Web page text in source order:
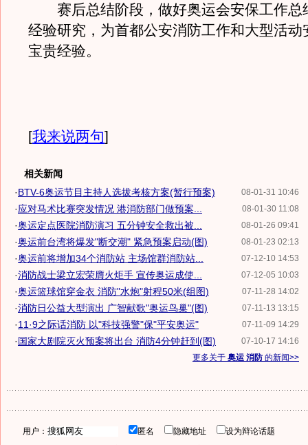
赛后总结阶段，做好奥运会安保工作总
经验研究，为首都公安消防工作和大型活动
宝贵经验。
[我来说两句]
相关新闻
08-01-31 10:46
·BTV-6奥运节目主持人选拔考核方案(暂行预案)
08-01-30 11:08
·应对马术比赛突发情况 港消防部门做预案...
08-01-26 09:41
·奥运定点医院消防演习 五分钟安全救出被...
08-01-23 02:13
·奥运前台湾将爆发"断交潮" 紧急预案启动(图)
07-12-10 14:53
·奥运前将增加34个消防站 主场馆群消防站...
07-12-05 10:03
·消防战士梁立宏荣膺火炬手 宣传奥运成使...
07-11-28 14:02
·奥运篮球馆穿金衣 消防"水炮"射程50米(组图)
07-11-13 13:15
·消防日公益大型演出 广智献歌"奥运鸟巢"(图)
07-11-09 14:29
·11·9之际话消防 以"科技强警"保"平安奥运"
07-10-17 14:16
·国家大剧院灭火预案将出台 消防4分钟赶到(图)
更多关于 奥运 消防 的新闻>>
用户： 匿名 隐藏地址
设为辩论话题